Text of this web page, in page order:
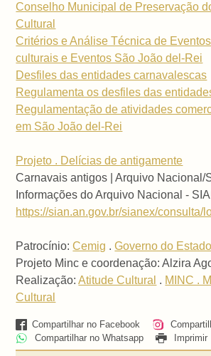
Conselho Municipal de Preservação
Cultural
Critérios e Análise Técnica de
culturais e Eventos São João del-Rei
Desfiles das entidades carnavalescas
Regulamenta os desfiles das
Regulamentação de atividades
em São João del-Rei
Projeto . Delícias de antigamente
Carnavais antigos | Arquivo Nacional/
Informações do Arquivo Nacional -
https://sian.an.gov.br/sianex/consulta/
Patrocínio:Cemig .Governo do
Projeto Minc e coordenação: Alzira
Realização:Atitude Cultural . MINC .
Cultural
Compartilhar no Facebook
Compartilhar no Whatsapp
Imprimir